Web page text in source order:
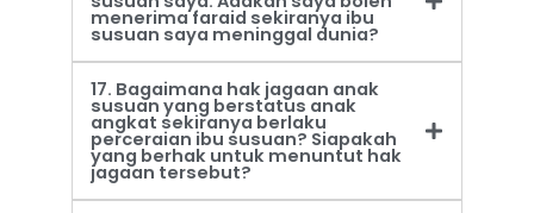
menerima faraid sekiranya ibu
susuan saya meninggal dunia?
17. Bagaimana hak jagaan anak
susuan yang berstatus anak
angkat sekiranya berlaku
perceraian ibu susuan? Siapakah
yang berhak untuk menuntut hak
jagaan tersebut?